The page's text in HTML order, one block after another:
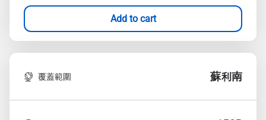
Add to cart
覆蓋範圍 蘇利南